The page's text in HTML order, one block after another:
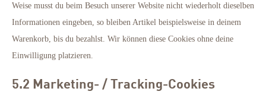
Weise musst du beim Besuch unserer Website nicht wiederholt dieselben
Informationen eingeben, so bleiben Artikel beispielsweise in deinem
Warenkorb, bis du bezahlst. Wir können diese Cookies ohne deine
Einwilligung platzieren.
5.2 Marketing- / Tracking-Cookies